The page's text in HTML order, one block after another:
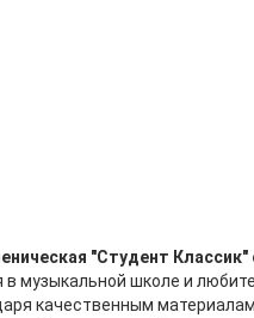
"Студент Классик"
в музыкальной школе и
качественным